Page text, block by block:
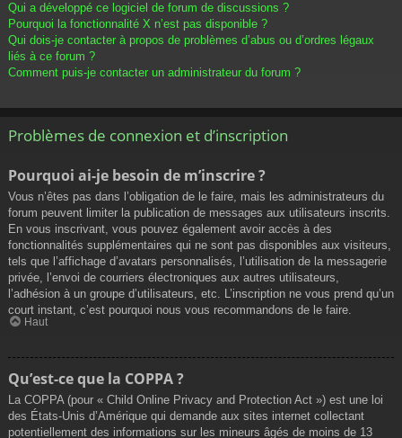
Qui a développé ce logiciel de forum de discussions ?
Pourquoi la fonctionnalité X n’est pas disponible ?
Qui dois-je contacter à propos de problèmes d’abus ou d’ordres légaux
liés à ce forum ?
Comment puis-je contacter un administrateur du forum ?
Problèmes de connexion et d’inscription
Pourquoi ai-je besoin de m’inscrire ?
Vous n’êtes pas dans l’obligation de le faire, mais les administrateurs du
forum peuvent limiter la publication de messages aux utilisateurs inscrits.
En vous inscrivant, vous pouvez également avoir accès à des
fonctionnalités supplémentaires qui ne sont pas disponibles aux visiteurs,
tels que l’affichage d’avatars personnalisés, l’utilisation de la messagerie
privée, l’envoi de courriers électroniques aux autres utilisateurs,
l’adhésion à un groupe d’utilisateurs, etc. L’inscription ne vous prend qu’un
court instant, c’est pourquoi nous vous recommandons de le faire.
Haut
Qu’est-ce que la COPPA ?
La COPPA (pour « Child Online Privacy and Protection Act ») est une loi
des États-Unis d’Amérique qui demande aux sites internet collectant
potentiellement des informations sur les mineurs âgés de moins de 13